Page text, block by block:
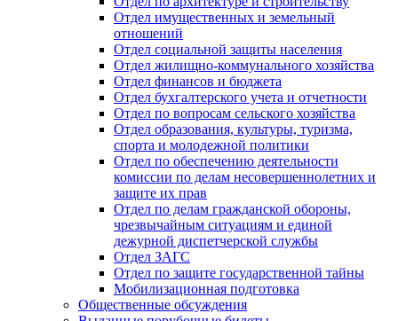
Отдел имущественных и земельный
отношений
Отдел социальной защиты населения
Отдел жилищно-коммунального хозяйства
Отдел финансов и бюджета
Отдел бухгалтерского учета и отчетности
Отдел по вопросам сельского хозяйства
Отдел образования, культуры, туризма,
спорта и молодежной политики
Отдел по обеспечению деятельности
комиссии по делам несовершеннолетних и
защите их прав
Отдел по делам гражданской обороны,
чрезвычайным ситуациям и единой
дежурной диспетчерской службы
Отдел ЗАГС
Отдел по защите государственной тайны
Мобилизационная подготовка
Общественные обсуждения